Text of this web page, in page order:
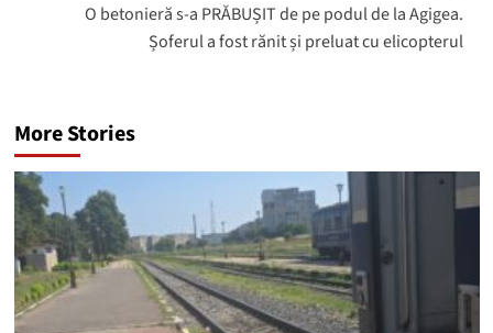
O betonieră s-a PRĂBUȘIT de pe podul de la Agigea.
Șoferul a fost rănit și preluat cu elicopterul
More Stories